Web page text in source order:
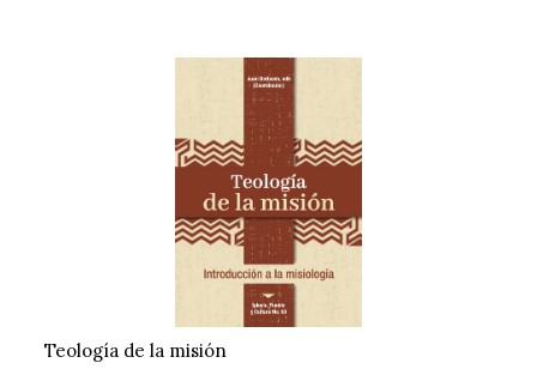
Teología de la misión